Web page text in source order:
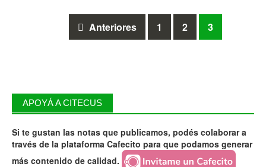
entradas
Anteriores 1 2 3
APOYÁ A CITECUS
Si te gustan las notas que publicamos, podés colaborar a
través de la plataforma Cafecito para que podamos generar
más contenido de calidad.